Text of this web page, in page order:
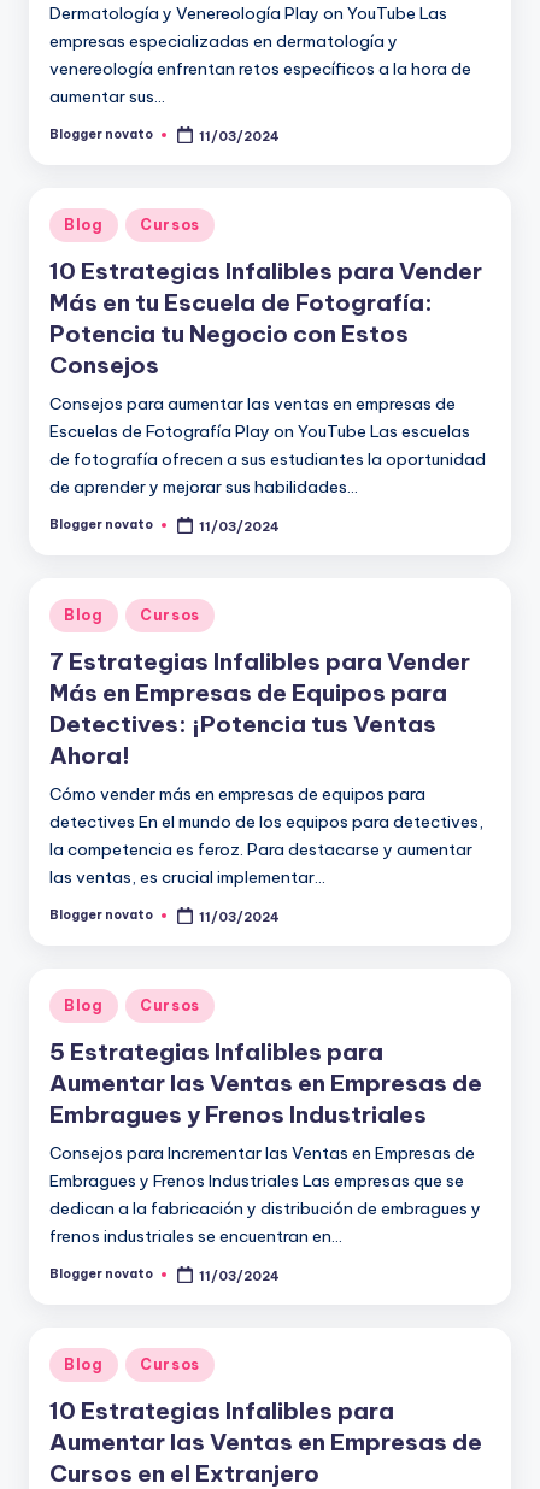
Dermatología y Venereología Play on YouTube Las
empresas especializadas en dermatología y
venereología enfrentan retos específicos a la hora de
aumentar sus…
Publicado
Blogger novato 11/03/2024
Publicado
en
Blog Cursos
10 Estrategias Infalibles para Vender
Más en tu Escuela de Fotografía:
Potencia tu Negocio con Estos
Consejos
Consejos para aumentar las ventas en empresas de
Escuelas de Fotografía Play on YouTube Las escuelas
de fotografía ofrecen a sus estudiantes la oportunidad
de aprender y mejorar sus habilidades…
Publicado
Blogger novato 11/03/2024
Publicado
en
Blog Cursos
7 Estrategias Infalibles para Vender
Más en Empresas de Equipos para
Detectives: ¡Potencia tus Ventas
Ahora!
Cómo vender más en empresas de equipos para
detectives En el mundo de los equipos para detectives,
la competencia es feroz. Para destacarse y aumentar
las ventas, es crucial implementar…
Publicado
Blogger novato 11/03/2024
Publicado
en
Blog Cursos
5 Estrategias Infalibles para
Aumentar las Ventas en Empresas de
Embragues y Frenos Industriales
Consejos para Incrementar las Ventas en Empresas de
Embragues y Frenos Industriales Las empresas que se
dedican a la fabricación y distribución de embragues y
frenos industriales se encuentran en…
Publicado
Blogger novato 11/03/2024
Publicado
en
Blog Cursos
10 Estrategias Infalibles para
Aumentar las Ventas en Empresas de
Cursos en el Extranjero